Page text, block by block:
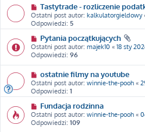
Tastytrade - rozliczenie
Ostatni post autor: kalkulatorgieldowy
Odpowiedzi: 5
Pytania początkujących
Ostatni post autor: majek10 « 18 sty
Odpowiedzi: 96
ostatnie filmy na youtube
Ostatni post autor: winnie-the-pooh «
Odpowiedzi: 1
Fundacja rodzinna
Ostatni post autor: winnie-the-pooh «
Odpowiedzi: 109